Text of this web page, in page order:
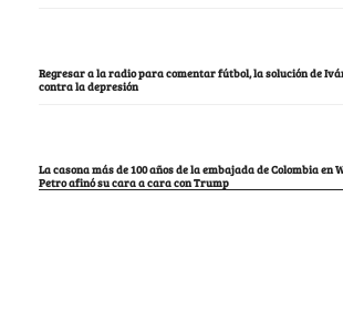
Regresar a la radio para comentar fútbol, la solución de
contra la depresión
La casona más de 100 años de la embajada de Colombia en
Petro afinó su cara a cara con Trump